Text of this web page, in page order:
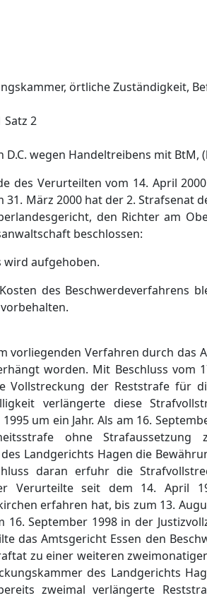
örtliche Zuständigkeit,
Satz 2
D.C. wegen Handeltreibens mit
des Verurteilten vom 14. April
31. März 2000 hat der 2. Strafsenat
den Richter am
beschlossen:
wird aufgehoben.
des Beschwerdeverfahrens
vorliegenden Verfahren durch das
worden. Mit Beschluss vom
Vollstreckung der Reststrafe für
verlängerte diese
um ein Jahr. Als am 16.
ohne
Landgerichts Hagen die
daran erfuhr die
Verurteilte seit dem 14.
erfahren hat, bis zum 13.
16. September 1998 in der
das Amtsgericht Essen den
zu einer weiteren
des Landgerichts
zweimal verlängerte